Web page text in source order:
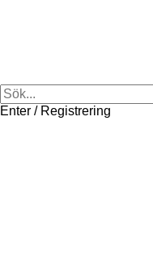
Enter / Registrering